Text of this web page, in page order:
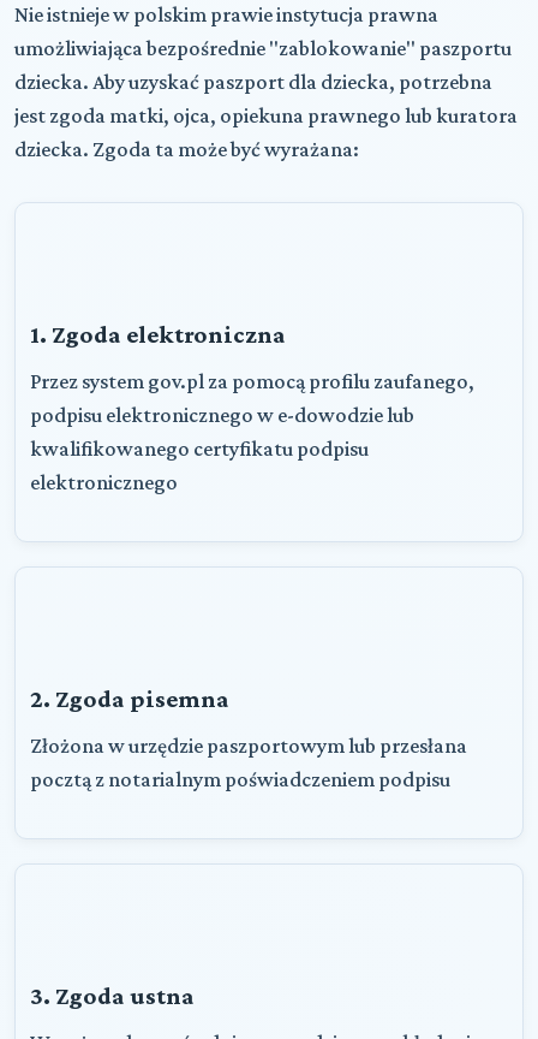
Nie istnieje w polskim prawie instytucja prawna
umożliwiająca bezpośrednie "zablokowanie" paszportu
dziecka. Aby uzyskać paszport dla dziecka, potrzebna
jest zgoda matki, ojca, opiekuna prawnego lub kuratora
dziecka. Zgoda ta może być wyrażana:
1. Zgoda elektroniczna
Przez system gov.pl za pomocą profilu zaufanego,
podpisu elektronicznego w e-dowodzie lub
kwalifikowanego certyfikatu podpisu
elektronicznego
2. Zgoda pisemna
Złożona w urzędzie paszportowym lub przesłana
pocztą z notarialnym poświadczeniem podpisu
3. Zgoda ustna